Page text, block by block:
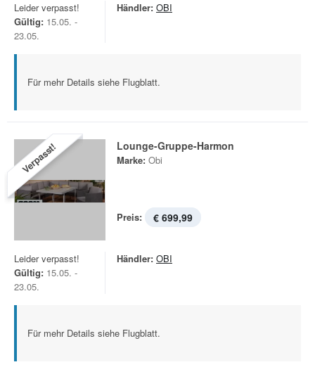
Leider verpasst!
Gültig: 15.05. -
23.05.
Händler: OBI
Für mehr Details siehe Flugblatt.
Verpasst! Lounge-Gruppe-Harmon
Marke: Obi
Preis: € 699,99
Leider verpasst!
Gültig: 15.05. -
23.05.
Händler: OBI
Für mehr Details siehe Flugblatt.